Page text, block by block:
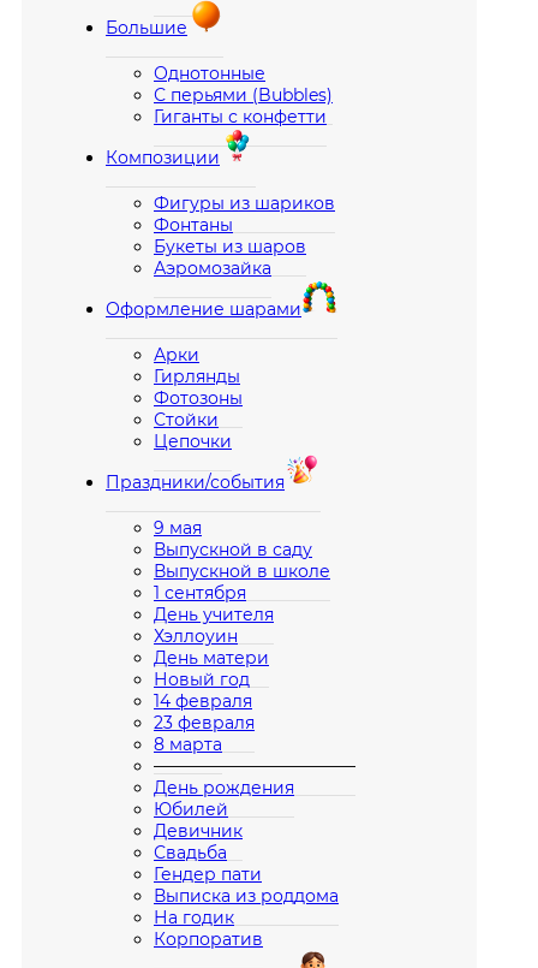
Большие
Однотонные
С перьями (Bubbles)
Гиганты с конфетти
Композиции
Фигуры из шариков
Фонтаны
Букеты из шаров
Аэромозайка
Оформление шарами
Арки
Гирлянды
Фотозоны
Стойки
Цепочки
Праздники/события
9 мая
Выпускной в саду
Выпускной в школе
1 сентября
День учителя
Хэллоуин
День матери
Новый год
14 февраля
23 февраля
8 марта
————————————
День рождения
Юбилей
Девичник
Свадьба
Гендер пати
Выписка из роддома
На годик
Корпоратив